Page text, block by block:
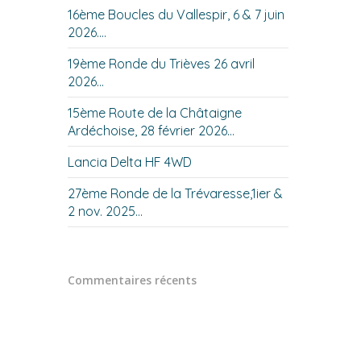
16ème Boucles du Vallespir, 6 & 7 juin
2026….
19ème Ronde du Trièves 26 avril
2026…
15ème Route de la Châtaigne
Ardéchoise, 28 février 2026…
Lancia Delta HF 4WD
27ème Ronde de la Trévaresse,1ier &
2 nov. 2025…
Commentaires récents